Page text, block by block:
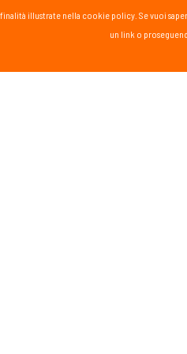
illustrate nella cookie policy. Se vuoi
un link o